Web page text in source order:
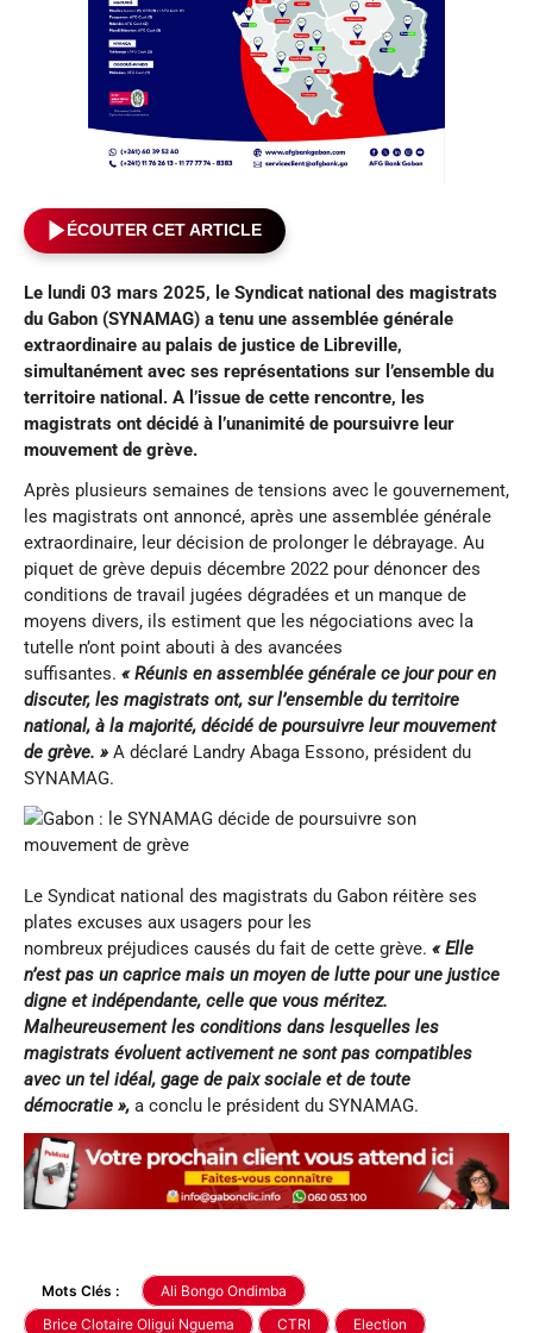
ÉCOUTER CET ARTICLE
Le lundi 03 mars 2025, le Syndicat national des magistrats
du Gabon (SYNAMAG) a tenu une assemblée générale
extraordinaire au palais de justice de Libreville,
simultanément avec ses représentations sur l’ensemble du
territoire national. A l’issue de cette rencontre, les
magistrats ont décidé à l’unanimité de poursuivre leur
mouvement de grève.
Après plusieurs semaines de tensions avec le gouvernement,
les magistrats ont annoncé, après une assemblée générale
extraordinaire, leur décision de prolonger le débrayage. Au
piquet de grève depuis décembre 2022 pour dénoncer des
conditions de travail jugées dégradées et un manque de
moyens divers, ils estiment que les négociations avec la
tutelle n’ont point abouti à des avancées
suffisantes. « Réunis en assemblée générale ce jour pour en
discuter, les magistrats ont, sur l’ensemble du territoire
national, à la majorité, décidé de poursuivre leur mouvement
de grève. » A déclaré Landry Abaga Essono, président du
SYNAMAG.
Le Syndicat national des magistrats du Gabon réitère ses
plates excuses aux usagers pour les
nombreux préjudices causés du fait de cette grève. « Elle
n’est pas un caprice mais un moyen de lutte pour une justice
digne et indépendante, celle que vous méritez.
Malheureusement les conditions dans lesquelles les
magistrats évoluent activement ne sont pas compatibles
avec un tel idéal, gage de paix sociale et de toute
démocratie », a conclu le président du SYNAMAG.
Mots Clés :
Ali Bongo Ondimba
Brice Clotaire Oligui Nguema
CTRI Election